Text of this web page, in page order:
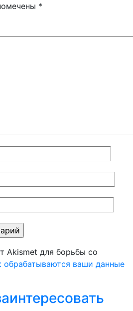
*
Akismet для борьбы со
обрабатываются ваши данные